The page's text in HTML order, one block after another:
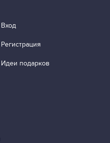
Вход
Регистрация
Идеи подарков